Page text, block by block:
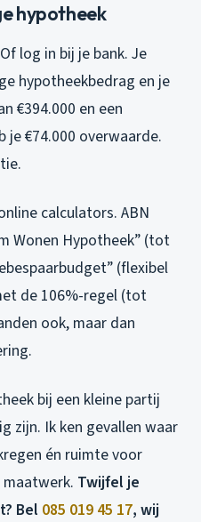
hypotheek
log in bij je bank. Je
hypotheekbedrag en je
€394.000 en een
je €74.000 overwaarde.
calculators. ABN
Wonen Hypotheek” (tot
(flexibel
de 106%-regel (tot
ook, maar dan
bij een kleine partij
zijn. Ik ken gevallen waar
én ruimte voor
Twijfel je
Bel 085 019 45 17, wij